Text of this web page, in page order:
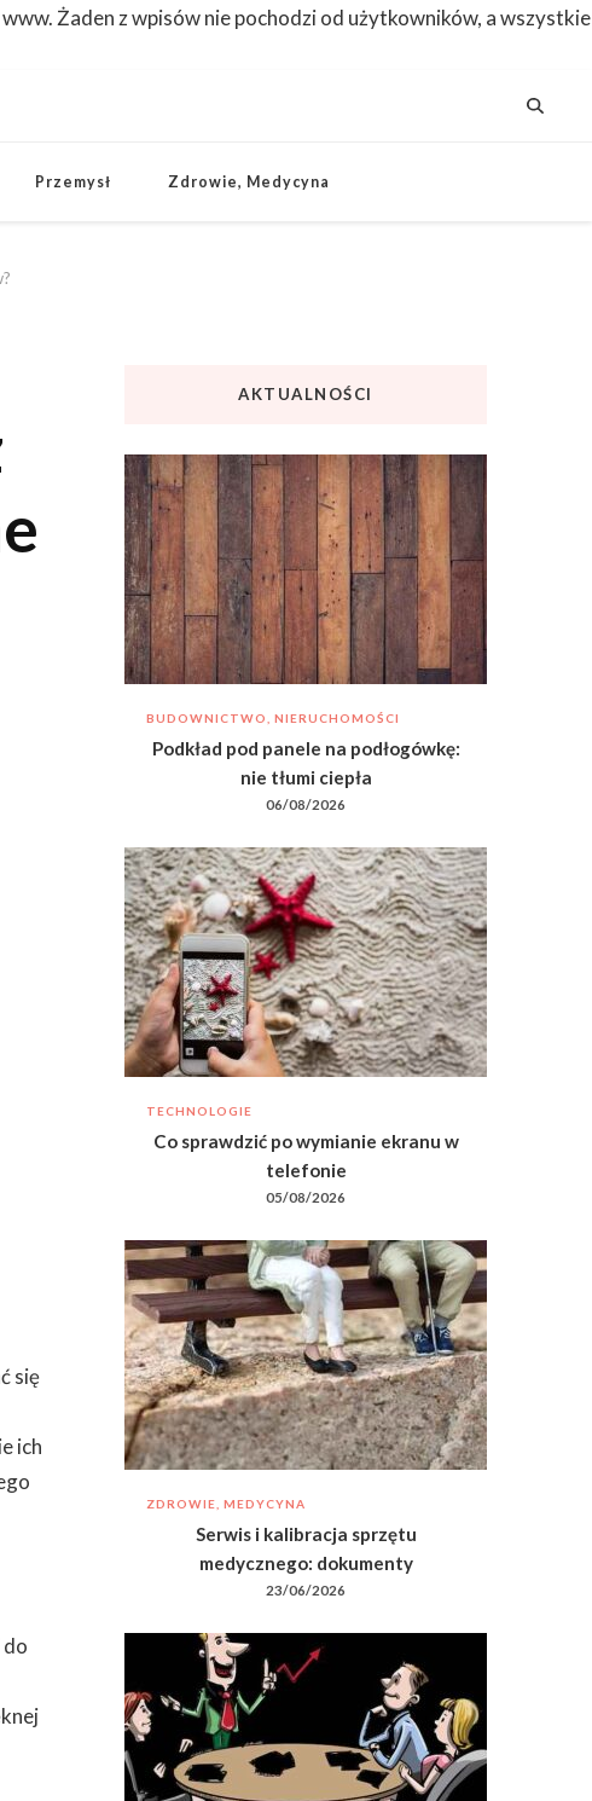
Żaden z wpisów nie pochodzi od użytkowników, a wszystkie
Przemysł Zdrowie, Medycyna
się
ich
do
AKTUALNOŚCI
BUDOWNICTWO, NIERUCHOMOŚCI
Podkład pod panele na podłogówkę:
nie tłumi ciepła
06/08/2026
TECHNOLOGIE
Co sprawdzić po wymianie ekranu w
telefonie
05/08/2026
ZDROWIE, MEDYCYNA
Serwis i kalibracja sprzętu
medycznego: dokumenty
23/06/2026